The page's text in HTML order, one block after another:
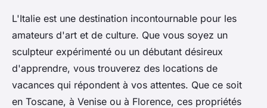
L'Italie est une destination incontournable pour les
amateurs d'art et de culture. Que vous soyez un
sculpteur expérimenté ou un débutant désireux
d'apprendre, vous trouverez des locations de
vacances qui répondent à vos attentes. Que ce soit
en Toscane, à Venise ou à Florence, ces propriétés